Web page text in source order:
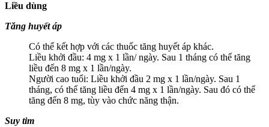
Liều dùng
Tăng huyết áp
Có thể kết hợp với các thuốc tăng huyết áp khác.
Liều khởi đầu: 4 mg x 1 lần/ ngày. Sau 1 tháng có thể tăng
liều đến 8 mg x 1 lần/ngày.
Người cao tuổi: Liều khởi đầu 2 mg x 1 lần/ngày. Sau 1
tháng, có thể tăng liều đến 4 mg x 1 lần/ngày. Sau đó có thể
tăng đến 8 mg, tùy vào chức năng thận.
Suy tim